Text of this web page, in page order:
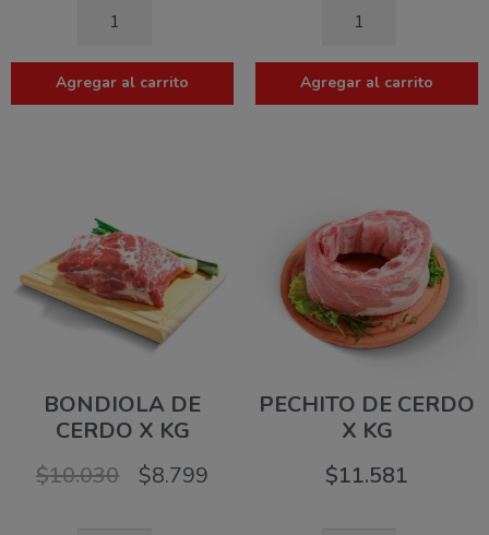
Agregar al carrito Agregar al carrito
BONDIOLA DE
CERDO X KG
$10.030 $8.799
PECHITO DE CERDO
X KG
$11.581